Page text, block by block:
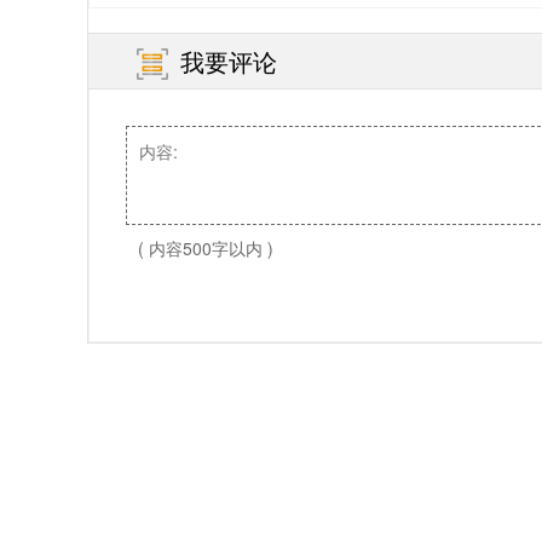
我要评论
( 内容500字以内 )